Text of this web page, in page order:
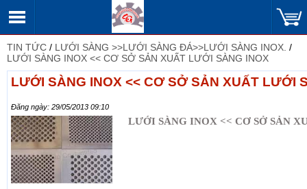
TIN TỨC / LƯỚI SÀNG >>LƯỚI SÀNG ĐÁ>>LƯỚI SÀNG INOX. /
LƯỚI SÀNG INOX << CƠ SỞ SẢN XUẤT LƯỚI SÀNG INOX
LƯỚI SÀNG INOX << CƠ SỞ SẢN XUẤT LƯỚI
Đăng ngày: 29/05/2013 09:10
LƯỚI SÀNG INOX << CƠ SỞ SẢN